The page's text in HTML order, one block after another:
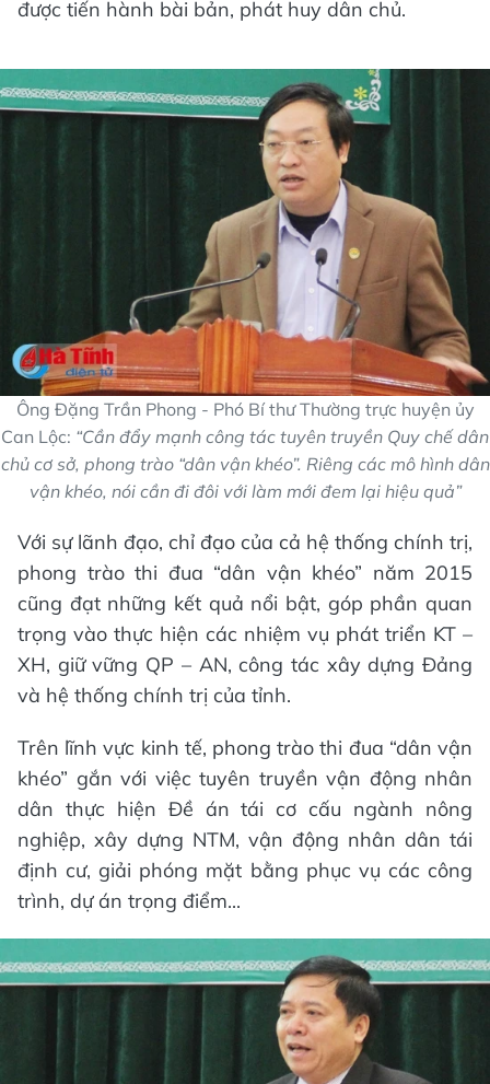
được tiến hành bài bản, phát huy dân chủ.
Ông Đặng Trần Phong - Phó Bí thư Thường trực huyện ủy
Can Lộc: “Cần đẩy mạnh công tác tuyên truyền Quy chế dân
chủ cơ sở, phong trào “dân vận khéo”. Riêng các mô hình dân
vận khéo, nói cần đi đôi với làm mới đem lại hiệu quả”
Với sự lãnh đạo, chỉ đạo của cả hệ thống chính trị,
phong trào thi đua “dân vận khéo” năm 2015
cũng đạt những kết quả nổi bật, góp phần quan
trọng vào thực hiện các nhiệm vụ phát triển KT –
XH, giữ vững QP – AN, công tác xây dựng Đảng
và hệ thống chính trị của tỉnh.
Trên lĩnh vực kinh tế, phong trào thi đua “dân vận
khéo” gắn với việc tuyên truyền vận động nhân
dân thực hiện Đề án tái cơ cấu ngành nông
nghiệp, xây dựng NTM, vận động nhân dân tái
định cư, giải phóng mặt bằng phục vụ các công
trình, dự án trọng điểm...